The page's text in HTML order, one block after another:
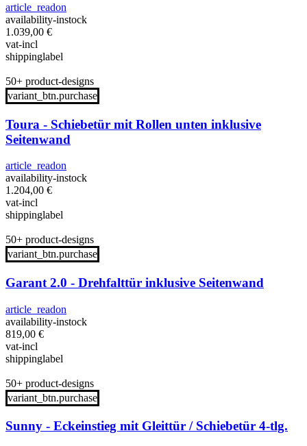
article_readon
availability-instock
1.039,00 €
vat-incl
shippinglabel
50+ product-designs
variant_btn.purchase
Toura - Schiebetür mit Rollen unten inklusive
Seitenwand
article_readon
availability-instock
1.204,00 €
vat-incl
shippinglabel
50+ product-designs
variant_btn.purchase
Garant 2.0 - Drehfalttür inklusive Seitenwand
article_readon
availability-instock
819,00 €
vat-incl
shippinglabel
50+ product-designs
variant_btn.purchase
Sunny - Eckeinstieg mit Gleittür / Schiebetür 4-tlg.